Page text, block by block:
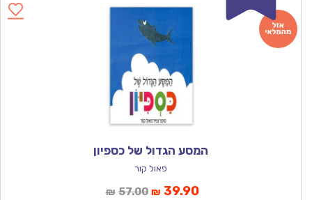
המסע הגדול של כספיון
פאול קור
₪ 57.00המחיר
₪ 39.90המחיר